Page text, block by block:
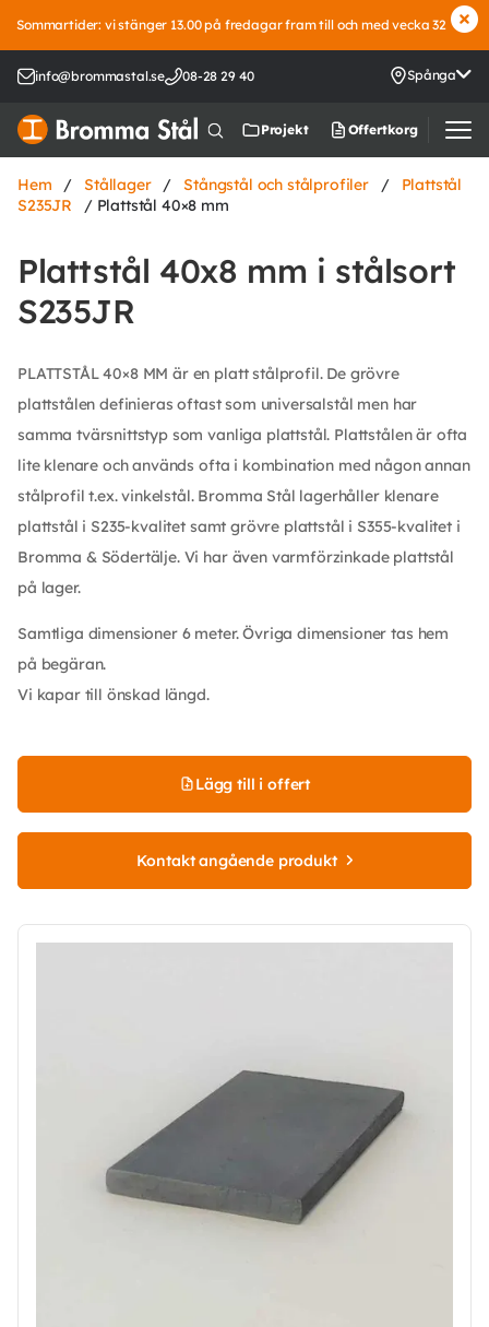
Sommartider: vi stänger 13.00 på fredagar fram till och med vecka 32
info@brommastal.se 08-28 29 40 Spånga
Projekt Offertkorg
Hem / Stållager / Stångstål och stålprofiler /
Plattstål
S235JR
/ Plattstål 40×8 mm
Plattstål 40x8 mm i stålsort
S235JR
PLATTSTÅL 40×8 MM är en platt stålprofil. De grövre
plattstålen definieras oftast som universalstål men har
samma tvärsnittstyp som vanliga plattstål. Plattstålen är ofta
lite klenare och används ofta i kombination med någon annan
stålprofil t.ex. vinkelstål. Bromma Stål lagerhåller klenare
plattstål i S235-kvalitet samt grövre plattstål i S355-kvalitet i
Bromma & Södertälje. Vi har även varmförzinkade plattstål
på lager.
Samtliga dimensioner 6 meter. Övriga dimensioner tas hem
på begäran.
Vi kapar till önskad längd.
Lägg till i offert
Kontakt angående produkt